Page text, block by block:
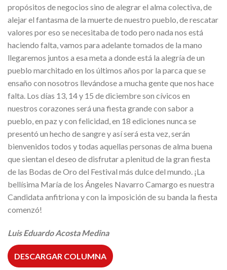
propósitos de negocios sino de alegrar el alma colectiva, de
alejar el fantasma de la muerte de nuestro pueblo, de rescatar
valores por eso se necesitaba de todo pero nada nos está
haciendo falta, vamos para adelante tomados de la mano
llegaremos juntos a esa meta a donde está la alegría de un
pueblo marchitado en los últimos años por la parca que se
ensaño con nosotros llevándose a mucha gente que nos hace
falta. Los días 13, 14 y 15 de diciembre son cívicos en
nuestros corazones será una fiesta grande con sabor a
pueblo, en paz y con felicidad, en 18 ediciones nunca se
presentó un hecho de sangre y así será esta vez, serán
bienvenidos todos y todas aquellas personas de alma buena
que sientan el deseo de disfrutar a plenitud de la gran fiesta
de las Bodas de Oro del Festival más dulce del mundo. ¡La
bellísima María de los Ángeles Navarro Camargo es nuestra
Candidata anfitriona y con la imposición de su banda la fiesta
comenzó!
Luis Eduardo Acosta Medina
DESCARGAR COLUMNA